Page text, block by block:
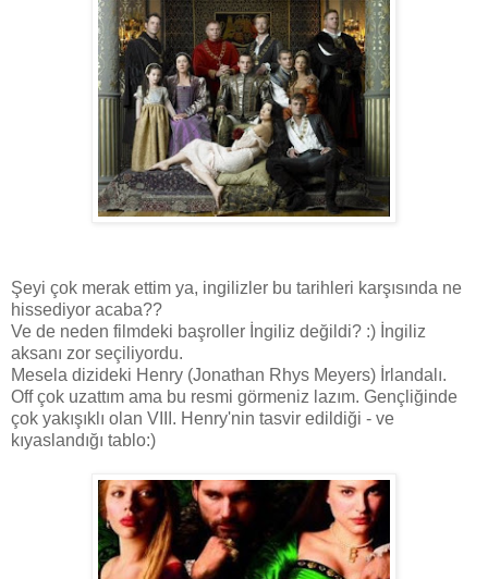
Şeyi çok merak ettim ya, ingilizler bu tarihleri karşısında ne
hissediyor acaba??
Ve de neden filmdeki başroller İngiliz değildi? :) İngiliz
aksanı zor seçiliyordu.
Mesela dizideki Henry (Jonathan Rhys Meyers) İrlandalı.
Off çok uzattım ama bu resmi görmeniz lazım. Gençliğinde
çok yakışıklı olan VIII. Henry'nin tasvir edildiği - ve
kıyaslandığı tablo:)